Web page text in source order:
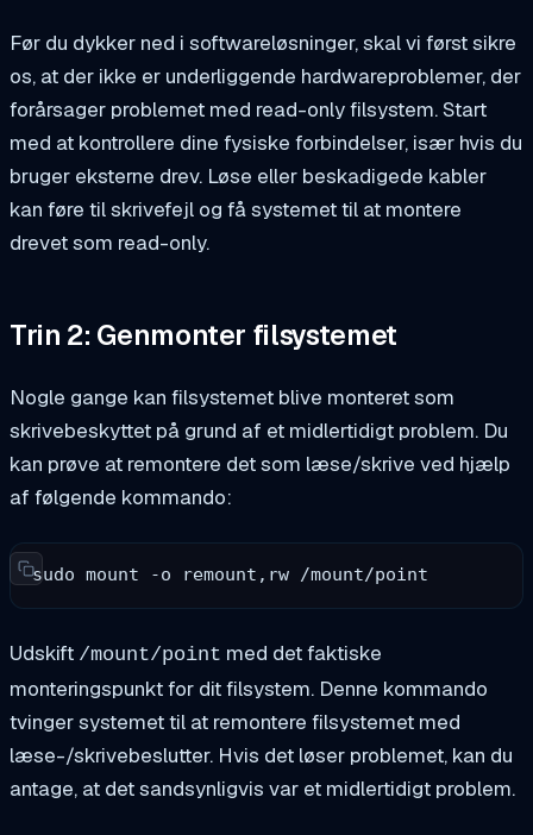
Før du dykker ned i softwareløsninger, skal vi først sikre
os, at der ikke er underliggende hardwareproblemer, der
forårsager problemet med read-only filsystem. Start
med at kontrollere dine fysiske forbindelser, især hvis du
bruger eksterne drev. Løse eller beskadigede kabler
kan føre til skrivefejl og få systemet til at montere
drevet som read-only.
Trin 2: Genmonter filsystemet
Nogle gange kan filsystemet blive monteret som
skrivebeskyttet på grund af et midlertidigt problem. Du
kan prøve at remontere det som læse/skrive ved hjælp
af følgende kommando:
sudo mount -o remount,rw /mount/point
Udskift /mount/point med det faktiske
monteringspunkt for dit filsystem. Denne kommando
tvinger systemet til at remontere filsystemet med
læse-/skrivebeslutter. Hvis det løser problemet, kan du
antage, at det sandsynligvis var et midlertidigt problem.